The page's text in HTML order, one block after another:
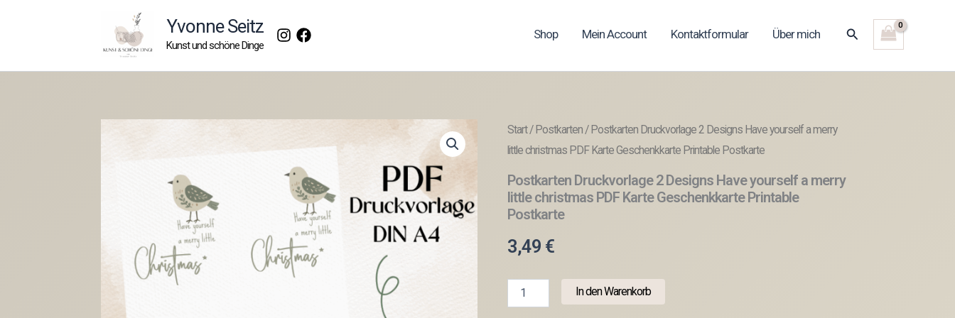
Yvonne Seitz
Kunst und schöne Dinge
Shop Mein Account Kontaktformular Über mich Suchen
Start/Postkarten/ Postkarten Druckvorlage 2 Designs Have yourself a merry
little christmas PDF Karte Geschenkkarte Printable Postkarte
Postkarten Druckvorlage 2 Designs Have yourself a merry
little christmas PDF Karte Geschenkkarte Printable
Postkarte
3,49 €
Druckvorlage
In den Warenkorb